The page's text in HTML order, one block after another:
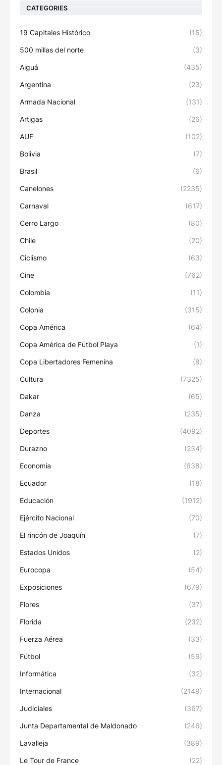
CATEGORIES
19 Capitales Histórico (15)
500 millas del norte (3)
Aiguá (435)
Argentina (23)
Armada Nacional (131)
Artigas (26)
AUF (102)
Bolivia (7)
Brasil (6)
Canelones (2235)
Carnaval (617)
Cerro Largo (80)
Chile (20)
Ciclismo (63)
Cine (762)
Colombia (11)
Colonia (315)
Copa América (64)
Copa América de Fútbol Playa (1)
Copa Libertadores Femenina (8)
Cultura (7325)
Dakar (65)
Danza (235)
Deportes (4092)
Durazno (234)
Economía (638)
Ecuador (18)
Educación (1912)
Ejército Nacional (70)
El rincón de Joaquín (7)
Estados Unidos (2)
Eurocopa (54)
Exposiciones (679)
Flores (37)
Florida (232)
Fuerza Aérea (33)
Fútbol (59)
Informática (32)
Internacional (2149)
Judiciales (367)
Junta Departamental de Maldonado (246)
Lavalleja (389)
Le Tour de France (22)